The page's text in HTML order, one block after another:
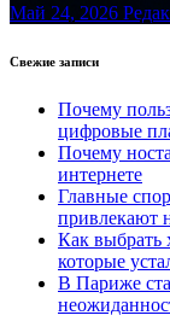
Май 24, 2026
Свежие записи
Почему
цифровые
Почему
интернете
Главные
привлекают
Как выбрать
которые
В Париже